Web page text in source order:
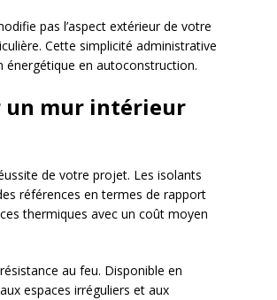
pas l’aspect extérieur de votre
Cette simplicité administrative
en autoconstruction.
un mur intérieur
de votre projet. Les isolants
références en termes de rapport
thermiques avec un coût moyen
au feu. Disponible en
espaces irréguliers et aux